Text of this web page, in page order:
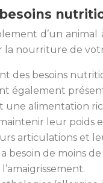
d’un animal
la nourriture de
des besoins
également
une alimentation
leur poids
articulations et
besoin de moins